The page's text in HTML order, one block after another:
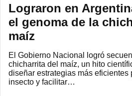
Lograron en
el genoma de la
maíz
El Gobierno Nacional logró
chicharrita del maíz, un hito
diseñar estrategias más eficientes
insecto y facilitar…